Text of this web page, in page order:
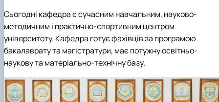
Сьогодні кафедра є сучасним навчальним, науково-
методичним і практично-спортивним центром
університету. Кафедра готує фахівців за програмою
бакалаврату та магістратури, має потужну освітньо-
наукову та матеріально-технічну базу.